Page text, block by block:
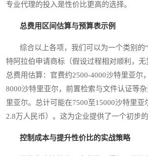
专业代理的投入是性价比更高的选择。
总费用区间估算与预算表示例
综合以上各项，我们可以为一个类别的“
特阿拉伯申请商标（假设过程相对顺利，
总费用估算：官费约2500-4000沙特里亚尔
8000沙特里亚尔，前置检索与文件认证等
里亚尔。总计可能在7500至15000沙特里亚
2.8万人民币）。这为企业提供了一个初步的
控制成本与提升性价比的实战策略